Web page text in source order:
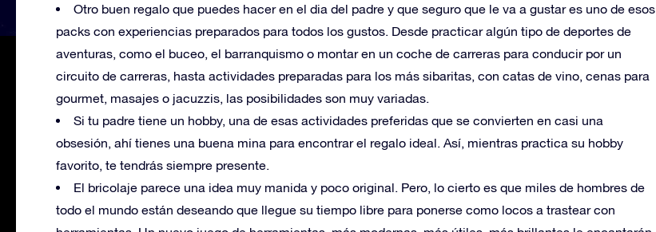
Otro buen regalo que puedes hacer en el dia del padre y que seguro que le va a gustar es uno de esos
packs con experiencias preparados para todos los gustos. Desde practicar algún tipo de deportes de
aventuras, como el buceo, el barranquismo o montar en un coche de carreras para conducir por un
circuito de carreras, hasta actividades preparadas para los más sibaritas, con catas de vino, cenas para
gourmet, masajes o jacuzzis, las posibilidades son muy variadas.
Si tu padre tiene un hobby, una de esas actividades preferidas que se convierten en casi una
obsesión, ahí tienes una buena mina para encontrar el regalo ideal. Así, mientras practica su hobby
favorito, te tendrás siempre presente.
El bricolaje parece una idea muy manida y poco original. Pero, lo cierto es que miles de hombres de
todo el mundo están deseando que llegue su tiempo libre para ponerse como locos a trastear con